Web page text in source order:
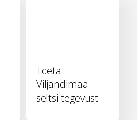
Toeta
Viljandimaa
seltsi tegevust